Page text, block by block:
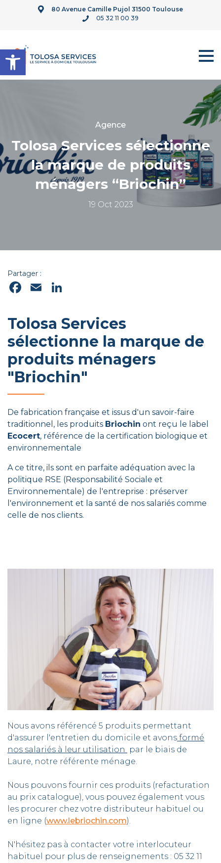
Ouvrir la barre d’outils
80 Avenue Camille Pujol 31500 Toulouse
05 32 11 00 39
Agence
Tolosa Services sélectionne
la marque de produits
ménagers “Briochin”
19 Oct 2023
Partager :
Facebook
Email
Tolosa Services
sélectionne la marque de
produits ménagers
"Briochin"
De fabrication française et issus d'un savoir-faire
traditionnel, les produits Briochin ont reçu le label
Ecocert, référence de la certification biologique et
environnementale
A ce titre, ils sont en parfaite adéquation avec la
politique RSE (Responsabilité Sociale et
Environnementale) de l'entreprise : préserver
l'environnement et la santé de nos salariés comme
celle de nos clients.
Nous avons référencé 5 produits permettant
d'assurer l'entretien du domicile et avons formé
nos salariés à leur utilisation
par le biais de
Laure, notre référente ménage.
Nous pouvons fournir ces produits (refacturation
au prix catalogue), vous pouvez également vous
les procurer chez votre distributeur habituel ou
en ligne (www.lebriochin.com).
N'hésitez pas à contacter votre interlocuteur
habituel pour plus de renseignements : 05 32 11